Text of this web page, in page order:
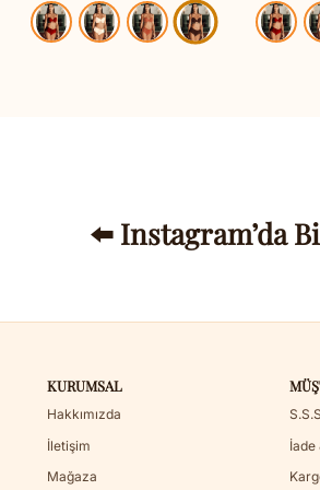
⬅️ Instagram’da
KURUMSAL
Hakkımızda
İletişim
Mağaza
S.S.S
İade